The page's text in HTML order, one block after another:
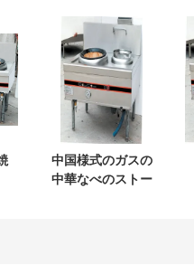
中国様式のガスの
中華なべのストー